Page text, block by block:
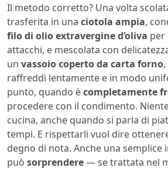
Il metodo corretto? Una volta
trasferita in una ciotola ampia,
filo di olio extravergine d’oliva per
attacchi, e mescolata con
un vassoio coperto da carta forno
raffreddi lentamente e in modo
punto, quando ècompletamente
procedere con il condimento.
cucina, anche quando si parla di
tempi. E rispettarli vuol dire
degno di nota. Anche una semplice
può sorprendere— se trattata nel